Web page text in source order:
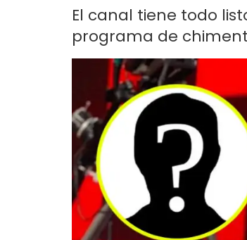
El canal tiene todo
programa de